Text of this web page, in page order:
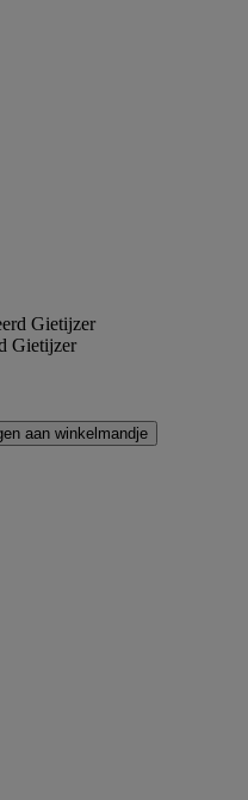
Gietijzer
aan winkelmandje